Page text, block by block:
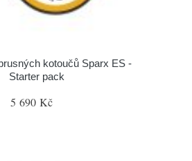
kotoučů Sparx ES -
Starter pack
5 690 Kč